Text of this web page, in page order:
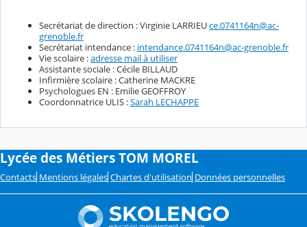
Secrétariat de direction : Virginie LARRIEUce.0741164n@ac-
grenoble.fr
Secrétariat intendance : intendance.0741164n@ac-grenoble.fr
Vie scolaire :adresse mail à utiliser
Assistante sociale : Cécile BILLAUD
Infirmière scolaire : Catherine MACKRE
Psychologues EN : Emilie GEOFFROY
Coordonnatrice ULIS :Sarah LECHAPPE
Lycée des Métiers TOM MOREL
Contacts Mentions légales Chartes d'utilisation Données personnelles